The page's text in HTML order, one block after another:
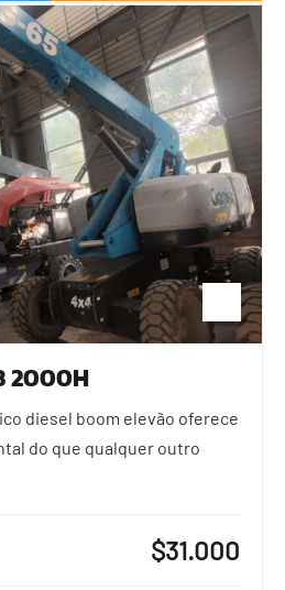
2000H
diesel boom elevão oferece
do que qualquer outro
$31.000